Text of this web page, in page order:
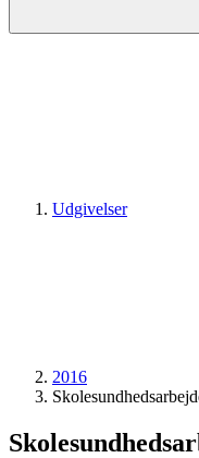
Udgivelser
2016